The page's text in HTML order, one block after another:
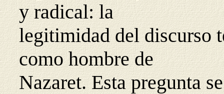
y radical: la
legitimidad del discurso
como hombre de
Nazaret. Esta pregunta